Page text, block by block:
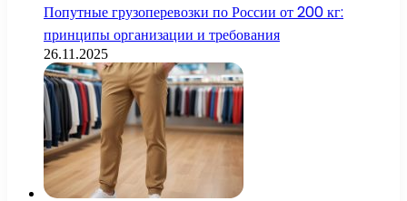
Попутные грузоперевозки по России от 200 кг:
принципы организации и требования
26.11.2025